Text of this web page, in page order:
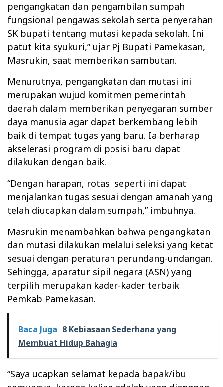
pengangkatan dan pengambilan sumpah
fungsional pengawas sekolah serta penyerahan
SK bupati tentang mutasi kepada sekolah. Ini
patut kita syukuri,” ujar Pj Bupati Pamekasan,
Masrukin, saat memberikan sambutan.
Menurutnya, pengangkatan dan mutasi ini
merupakan wujud komitmen pemerintah
daerah dalam memberikan penyegaran sumber
daya manusia agar dapat berkembang lebih
baik di tempat tugas yang baru. Ia berharap
akselerasi program di posisi baru dapat
dilakukan dengan baik.
“Dengan harapan, rotasi seperti ini dapat
menjalankan tugas sesuai dengan amanah yang
telah diucapkan dalam sumpah,” imbuhnya.
Masrukin menambahkan bahwa pengangkatan
dan mutasi dilakukan melalui seleksi yang ketat
sesuai dengan peraturan perundang-undangan.
Sehingga, aparatur sipil negara (ASN) yang
terpilih merupakan kader-kader terbaik
Pemkab Pamekasan.
Baca Juga 8 Kebiasaan Sederhana yang
Membuat Hidup Bahagia
“Saya ucapkan selamat kepada bapak/ibu